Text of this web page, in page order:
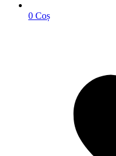
0 Coș